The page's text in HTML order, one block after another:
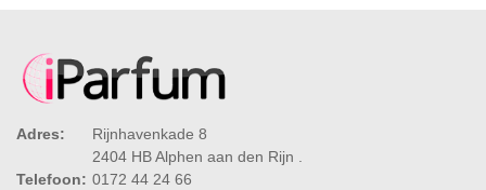
Adres:
Rijnhavenkade 8
2404 HB Alphen aan den Rijn .
Telefoon: 0172 44 24 66